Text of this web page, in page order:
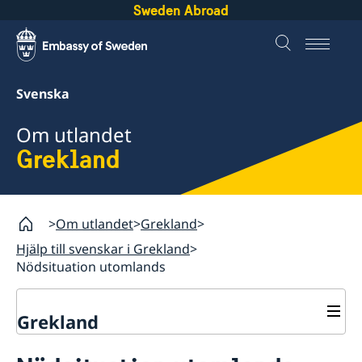
Sweden Abroad
Svenska
Om utlandet
Grekland
Om utlandet Grekland
Hjälp till svenskar i Grekland
Nödsituation utomlands
Grekland